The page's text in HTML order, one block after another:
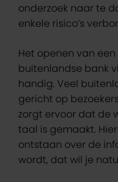
onderzoek naar te
enkele risico’s
Het openen van
buitenlandse bank
handig. Veel
gericht op
zorgt ervoor dat de
taal is gemaakt.
ontstaan over de
wordt, dat wil je